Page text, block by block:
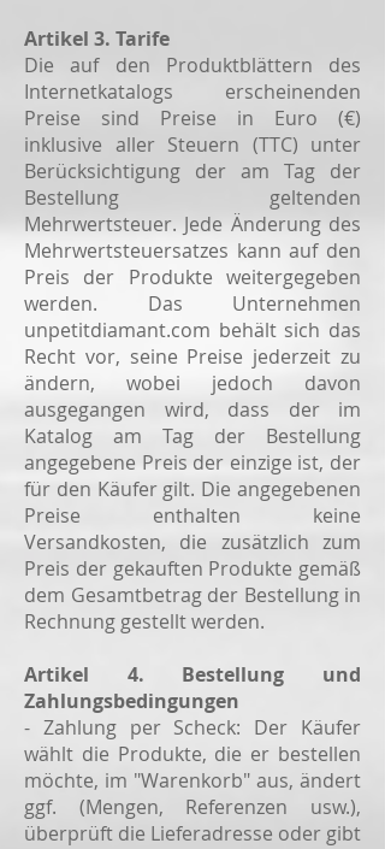
Artikel 3. Tarife
Die auf den Produktblättern des
Internetkatalogs erscheinenden
Preise sind Preise in Euro (€)
inklusive aller Steuern (TTC) unter
Berücksichtigung der am Tag der
Bestellung geltenden
Mehrwertsteuer. Jede Änderung des
Mehrwertsteuersatzes kann auf den
Preis der Produkte weitergegeben
werden. Das Unternehmen
unpetitdiamant.com behält sich das
Recht vor, seine Preise jederzeit zu
ändern, wobei jedoch davon
ausgegangen wird, dass der im
Katalog am Tag der Bestellung
angegebene Preis der einzige ist, der
für den Käufer gilt. Die angegebenen
Preise enthalten keine
Versandkosten, die zusätzlich zum
Preis der gekauften Produkte gemäß
dem Gesamtbetrag der Bestellung in
Rechnung gestellt werden.
Artikel 4. Bestellung und
Zahlungsbedingungen
- Zahlung per Scheck: Der Käufer
wählt die Produkte, die er bestellen
möchte, im "Warenkorb" aus, ändert
ggf. (Mengen, Referenzen usw.),
überprüft die Lieferadresse oder gibt